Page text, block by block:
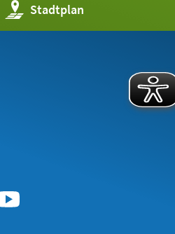
Stadtplan
(Öffnet
in
einem